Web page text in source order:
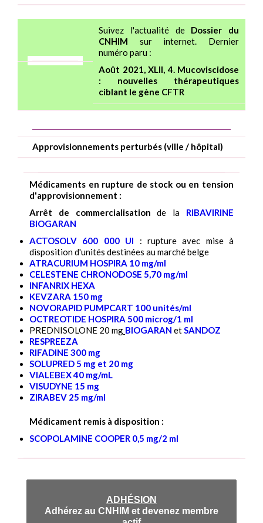
Suivez l'actualité de Dossier du
CNHIM sur internet. Dernier
numéro paru :
Août 2021, XLII, 4. Mucoviscidose
: nouvelles thérapeutiques
ciblant le gène CFTR
Approvisionnements perturbés (ville / hôpital)
Médicaments en rupture de stock ou en tension
d'approvisionnement :
Arrêt de commercialisation de la RIBAVIRINE
BIOGARAN
ACTOSOLV 600 000 UI : rupture avec mise à
disposition d'unités destinées au marché belge
ATRACURIUM HOSPIRA 10 mg/ml
CELESTENE CHRONODOSE 5,70 mg/ml
INFANRIX HEXA
KEVZARA 150 mg
NOVORAPID PUMPCART 100 unités/ml
OCTREOTIDE HOSPIRA 500 microg/1 ml
PREDNISOLONE 20 mg BIOGARAN etSANDOZ
RESPREEZA
RIFADINE 300 mg
SOLUPRED 5 mg et 20 mg
VIALEBEX 40 mg/mL
VISUDYNE 15 mg
ZIRABEV 25 mg/ml
Médicament remis à disposition :
SCOPOLAMINE COOPER 0,5 mg/2 ml
ADHÉSION
Adhérez au CNHIM et devenez membre